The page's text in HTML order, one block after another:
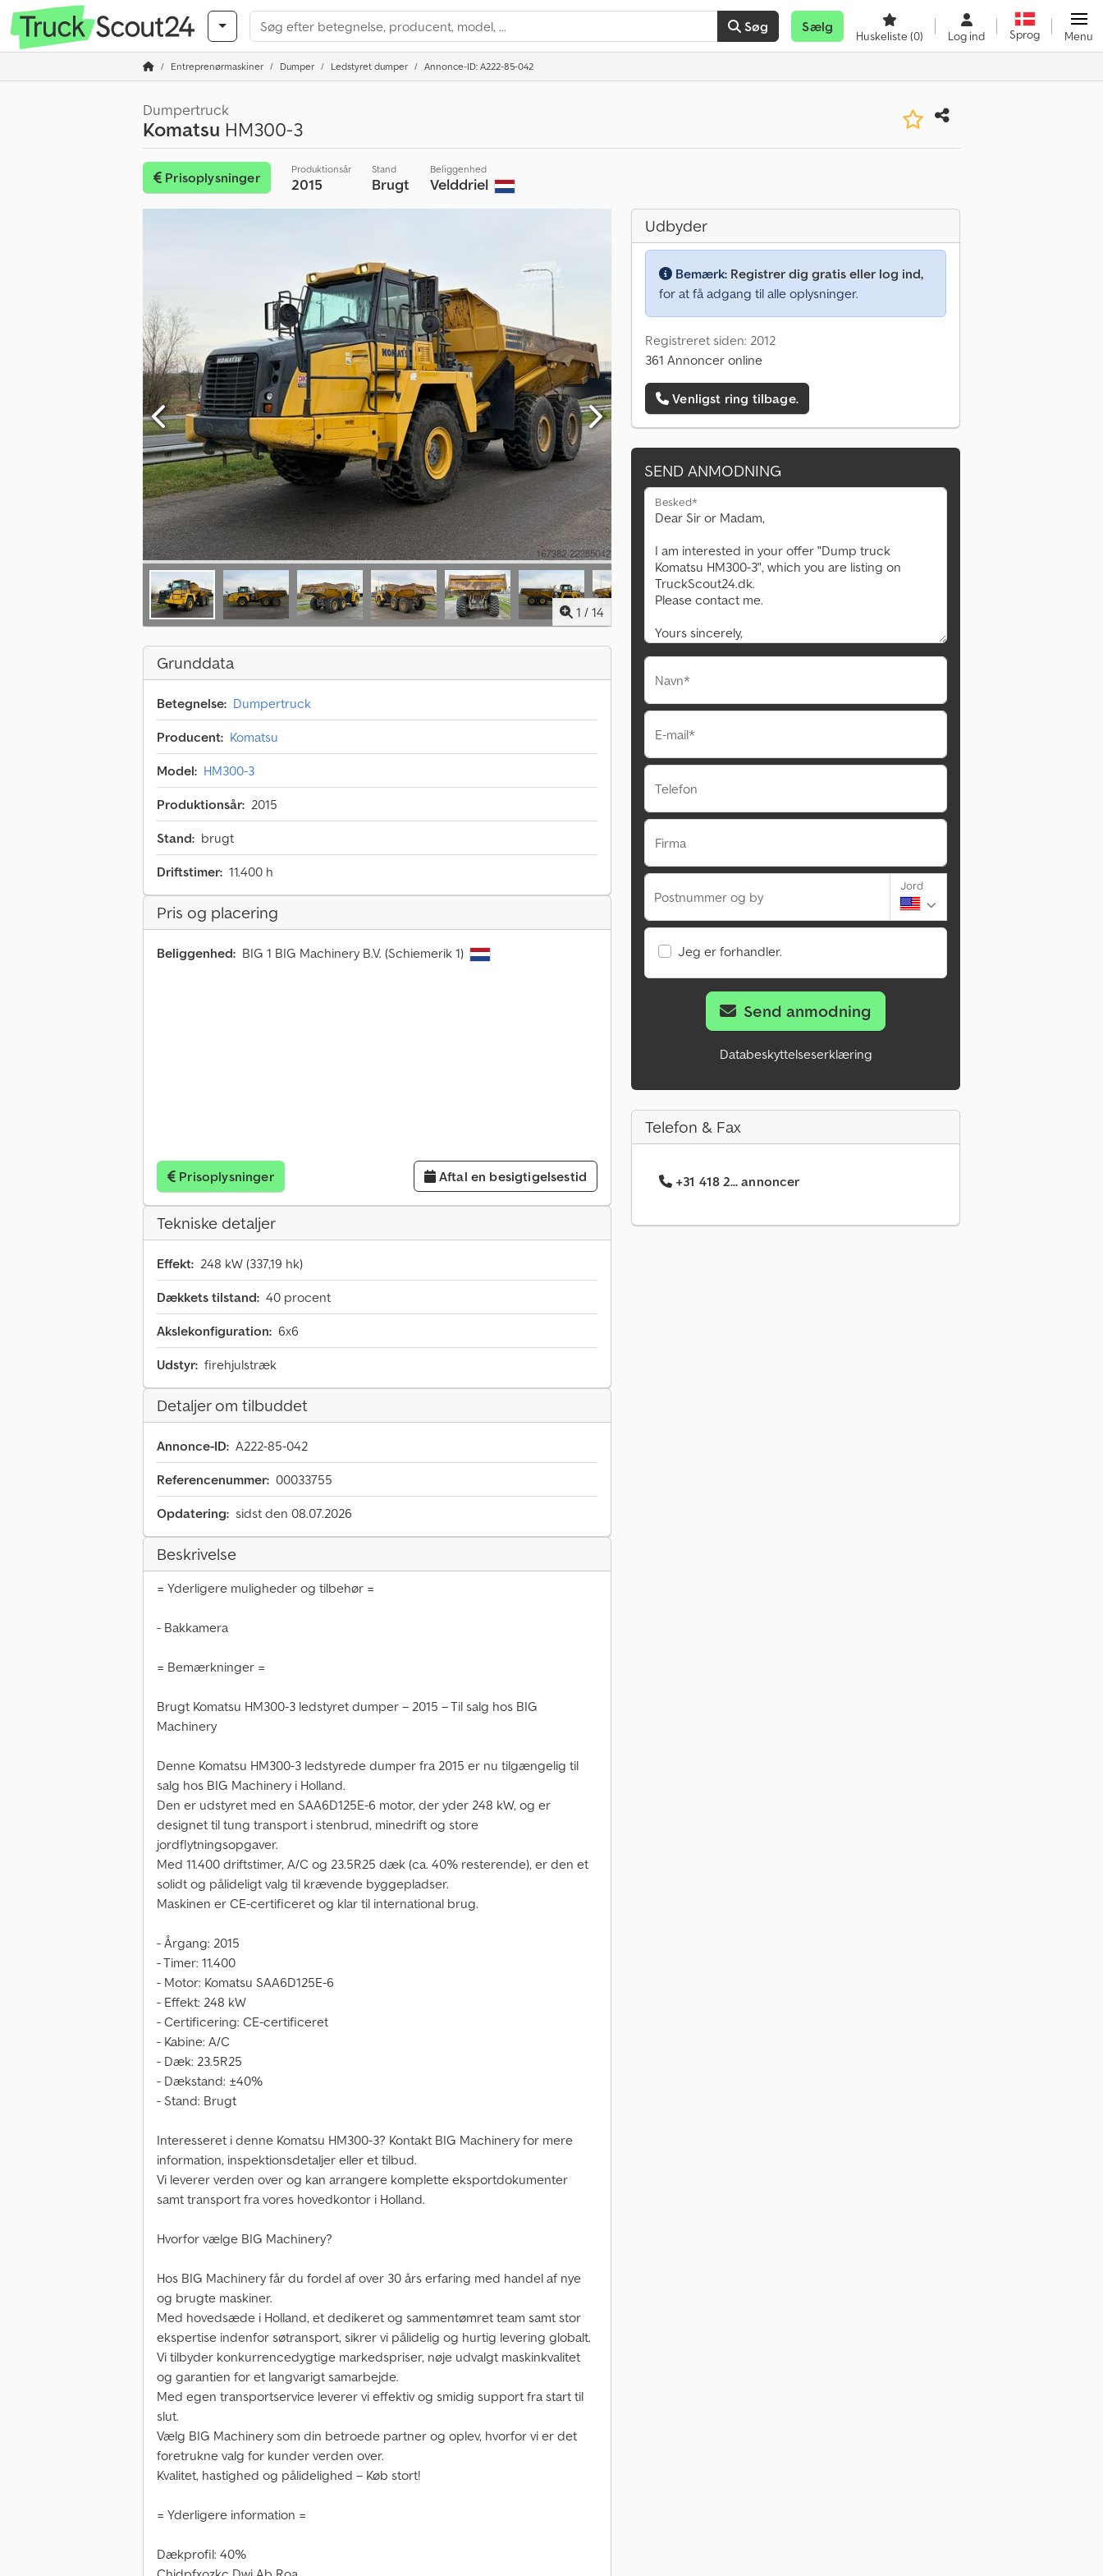
Søg Sælg
Huskeliste(0) Log ind Sprog Menu
Entreprenørmaskiner Dumper Ledstyret dumper Annonce-ID: A222-85-042
Dumpertruck
Komatsu HM300-3
Prisoplysninger
Produktionsår
2015
Stand
Brugt
Beliggenhed
Velddriel
1 / 14
Grunddata
Betegnelse: Dumpertruck
Producent: Komatsu
Model: HM300-3
Produktionsår: 2015
Stand: brugt
Driftstimer: 11.400 h
Pris og placering
Beliggenhed: BIG 1 BIG Machinery B.V. (Schiemerik 1)
Prisoplysninger Aftal en besigtigelsestid
Tekniske detaljer
Effekt: 248 kW (337,19 hk)
Dækkets tilstand: 40 procent
Akslekonfiguration: 6x6
Udstyr: firehjulstræk
Detaljer om tilbuddet
Annonce-ID: A222-85-042
Referencenummer: 00033755
Opdatering: sidst den 08.07.2026
Beskrivelse
= Yderligere muligheder og tilbehør =
- Bakkamera
= Bemærkninger =
Brugt Komatsu HM300-3 ledstyret dumper – 2015 – Til salg hos BIG
Machinery
Denne Komatsu HM300-3 ledstyrede dumper fra 2015 er nu tilgængelig til
salg hos BIG Machinery i Holland.
Den er udstyret med en SAA6D125E-6 motor, der yder 248 kW, og er
designet til tung transport i stenbrud, minedrift og store
jordflytningsopgaver.
Med 11.400 driftstimer, A/C og 23.5R25 dæk (ca. 40% resterende), er den et
solidt og pålideligt valg til krævende byggepladser.
Maskinen er CE-certificeret og klar til international brug.
- Årgang: 2015
- Timer: 11.400
- Motor: Komatsu SAA6D125E-6
- Effekt: 248 kW
- Certificering: CE-certificeret
- Kabine: A/C
- Dæk: 23.5R25
- Dækstand: ±40%
- Stand: Brugt
Interesseret i denne Komatsu HM300-3? Kontakt BIG Machinery for mere
information, inspektionsdetaljer eller et tilbud.
Vi leverer verden over og kan arrangere komplette eksportdokumenter
samt transport fra vores hovedkontor i Holland.
Hvorfor vælge BIG Machinery?
Hos BIG Machinery får du fordel af over 30 års erfaring med handel af nye
og brugte maskiner.
Med hovedsæde i Holland, et dedikeret og sammentømret team samt stor
ekspertise indenfor søtransport, sikrer vi pålidelig og hurtig levering globalt.
Vi tilbyder konkurrencedygtige markedspriser, nøje udvalgt maskinkvalitet
og garantien for et langvarigt samarbejde.
Med egen transportservice leverer vi effektiv og smidig support fra start til
slut.
Vælg BIG Machinery som din betroede partner og oplev, hvorfor vi er det
foretrukne valg for kunder verden over.
Kvalitet, hastighed og pålidelighed – Køb stort!
= Yderligere information =
Dækprofil: 40%
Udbyder
Bemærk: Registrer dig gratis eller log ind,
for at få adgang til alle oplysninger.
Registreret siden: 2012
361 Annoncer online
Venligst ring tilbage.
SEND ANMODNING
Besked*
Navn*
E-mail*
Telefon
Firma
Postnummer og by
Jord
Jeg er forhandler.
Send anmodning
Databeskyttelseserklæring
Telefon & Fax
+31 418 2... annoncer